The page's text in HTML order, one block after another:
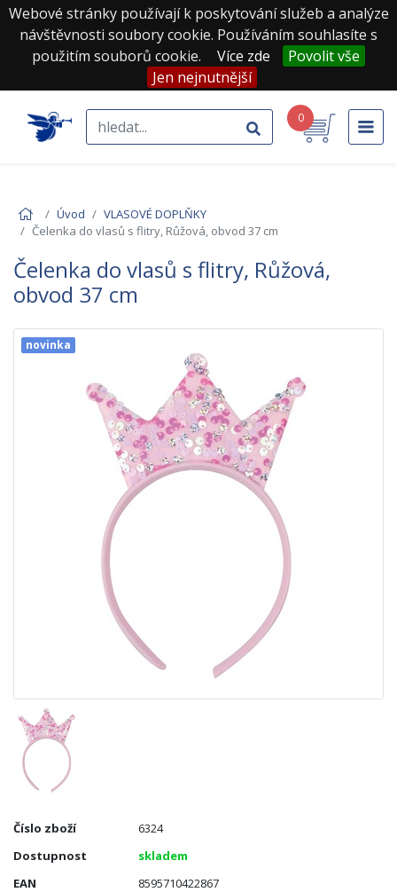
Webové stránky používají k poskytování služeb a analýze
návštěvnosti soubory cookie. Používáním souhlasíte s
použitím souborů cookie.
Více zde
Povolit vše
Jen nejnutnější
0
Úvod
VLASOVÉ DOPLŇKY
Čelenka do vlasů s flitry, Růžová, obvod 37 cm
Čelenka do vlasů s flitry, Růžová,
obvod 37 cm
novinka
Číslo zboží
6324
Dostupnost
skladem
EAN
8595710422867